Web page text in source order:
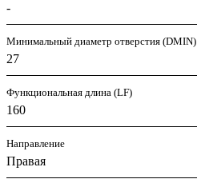
-
Минимальный диаметр отверстия (DMIN)
27
Функциональная длина (LF)
160
Направление
Правая